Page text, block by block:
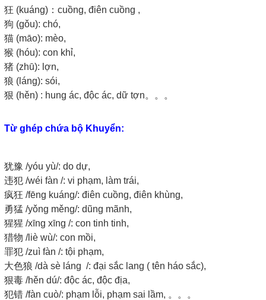
狂 (kuáng)：cuồng, điên cuồng ,
狗 (gǒu): chó,
猫 (māo): mèo,
猴 (hóu): con khỉ,
猪 (zhū): lợn,
狼 (láng): sói,
狠 (hěn) : hung ác, độc ác, dữ tợn。。。
Từ ghép chứa bộ Khuyển:
犹豫 /yóu yù/: do dự,
违犯 /wéi fàn /: vi phạm, làm trái,
疯狂 /fēng kuáng/: điên cuồng, điên khùng,
勇猛 /yǒng měng/: dũng mãnh,
猩猩 /xīng xīng /: con tinh tinh,
猎物 /liè wù/: con mồi,
罪犯 /zuì fàn /: tội phạm,
大色狼 /dà sè láng /: đại sắc lang ( tên háo sắc),
狠毒 /hěn dú/: độc ác, độc địa,
犯错 /fàn cuò/: phạm lỗi, phạm sai lầm, 。。。